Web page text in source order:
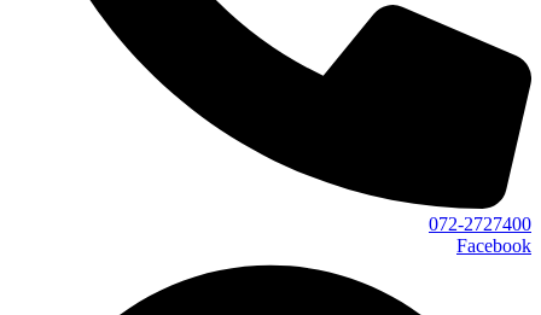
072-2727400
Facebook